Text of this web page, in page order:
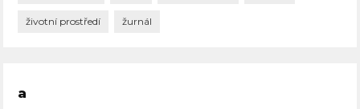
životní prostředí žurnál
a